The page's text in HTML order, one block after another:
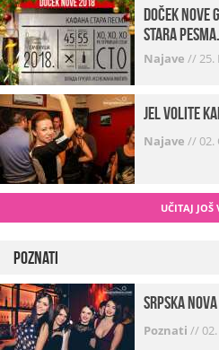
Doček Nove
Stara pesma.
Najave //25.
Jel volite
Najave //02.
UČITAJ JOŠ
Poznati
Srpska
Poznati //